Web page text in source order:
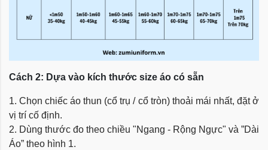
Cách 2: Dựa vào kích thước size áo có sẵn
1. Chọn chiếc áo thun (cổ trụ / cổ tròn) thoải mái nhất, đặt ở
vị trí cố định.
2. Dùng thước đo theo chiều "Ngang - Rộng Ngực" và ”Dài
Áo” theo hình 1.